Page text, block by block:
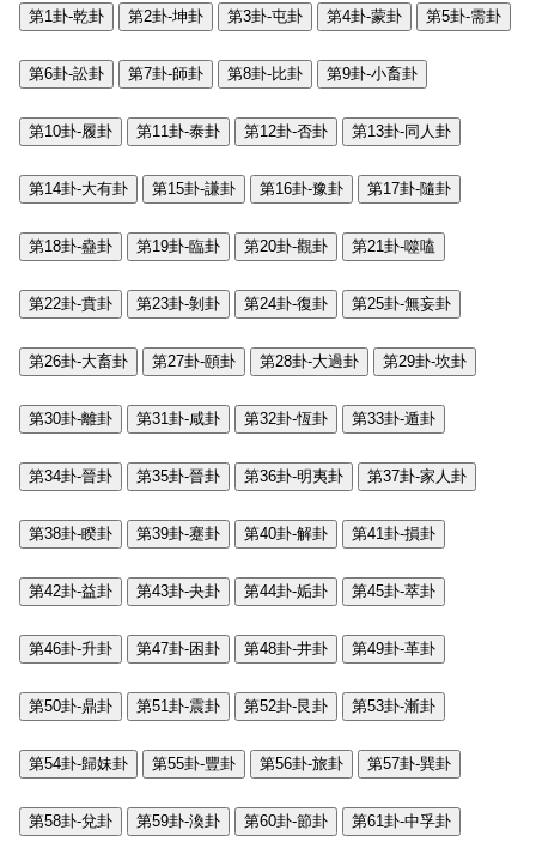
第1卦-乾卦 第2卦-坤卦 第3卦-屯卦 第4卦-蒙卦 第5卦-需卦
第6卦-訟卦 第7卦-師卦 第8卦-比卦 第9卦-小畜卦
第10卦-履卦 第11卦-泰卦 第12卦-否卦 第13卦-同人卦
第14卦-大有卦 第15卦-謙卦 第16卦-豫卦 第17卦-隨卦
第18卦-蠱卦 第19卦-臨卦 第20卦-觀卦 第21卦-噬嗑
第22卦-賁卦 第23卦-剝卦 第24卦-復卦 第25卦-無妄卦
第26卦-大畜卦 第27卦-頤卦 第28卦-大過卦 第29卦-坎卦
第30卦-離卦 第31卦-咸卦 第32卦-恆卦 第33卦-遁卦
第34卦-晉卦 第35卦-晉卦 第36卦-明夷卦 第37卦-家人卦
第38卦-睽卦 第39卦-蹇卦 第40卦-解卦 第41卦-損卦
第42卦-益卦 第43卦-夬卦 第44卦-姤卦 第45卦-萃卦
第46卦-升卦 第47卦-困卦 第48卦-井卦 第49卦-革卦
第50卦-鼎卦 第51卦-震卦 第52卦-艮卦 第53卦-漸卦
第54卦-歸妹卦 第55卦-豐卦 第56卦-旅卦 第57卦-巽卦
第58卦-兌卦 第59卦-渙卦 第60卦-節卦 第61卦-中孚卦